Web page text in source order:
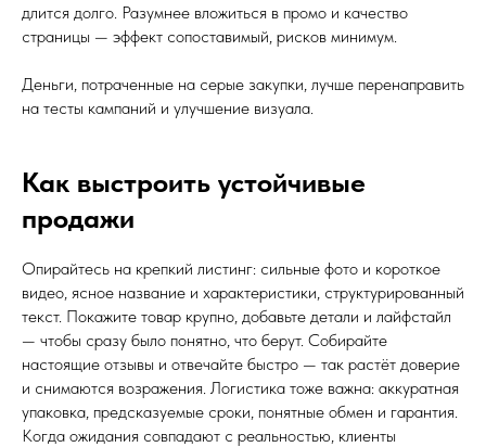
длится долго. Разумнее вложиться в промо и качество
страницы — эффект сопоставимый, рисков минимум.
Деньги, потраченные на серые закупки, лучше перенаправить
на тесты кампаний и улучшение визуала.
Как выстроить устойчивые
продажи
Опирайтесь на крепкий листинг: сильные фото и короткое
видео, ясное название и характеристики, структурированный
текст. Покажите товар крупно, добавьте детали и лайфстайл
— чтобы сразу было понятно, что берут. Собирайте
настоящие отзывы и отвечайте быстро — так растёт доверие
и снимаются возражения. Логистика тоже важна: аккуратная
упаковка, предсказуемые сроки, понятные обмен и гарантия.
Когда ожидания совпадают с реальностью, клиенты